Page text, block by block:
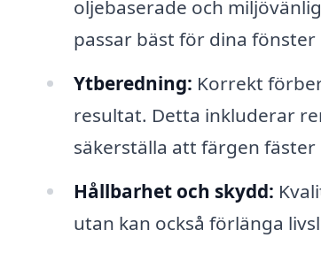
oljebaserade och
passar bäst för dina
Ytberedning: Korrekt
resultat. Detta inkluderar
säkerställa att färgen
Hållbarhet och skydd:
utan kan också förlänga